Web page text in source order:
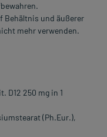
Behältnis und äußerer
mehr verwenden.
D12 250 mg in 1
(Ph.Eur.),